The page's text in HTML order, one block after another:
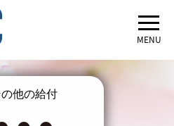
MENU
の他の給付